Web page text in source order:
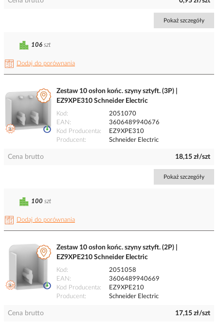
Pokaż szczegóły
Dodaj do porównania
106 szt
Zestaw 10 osłon końc. szyny sztyft. (3P) |
EZ9XPE310 Schneider Electric
Kod
2051070
EAN
3606489940676
Kod Producenta
EZ9XPE310
Producent
Schneider Electric
Cena brutto 18,15 zł/szt
Pokaż szczegóły
Dodaj do porównania
100 szt
Zestaw 10 osłon końc. szyny sztyft. (2P) |
EZ9XPE210 Schneider Electric
Kod
2051058
EAN
3606489940669
Kod Producenta
EZ9XPE210
Producent
Schneider Electric
Cena brutto 17,15 zł/szt